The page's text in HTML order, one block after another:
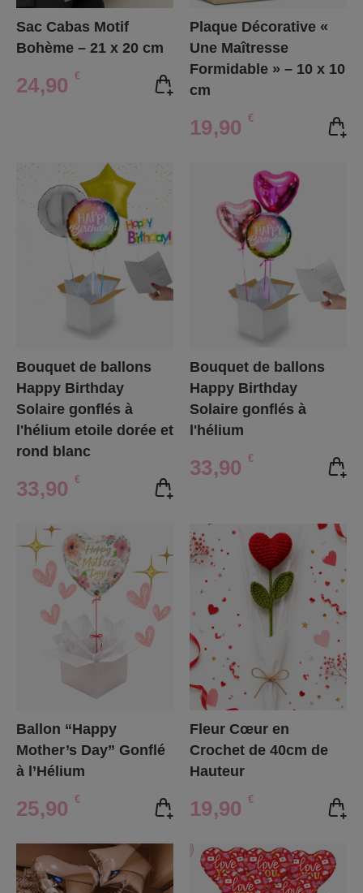
Sac Cabas Motif
Bohème – 21 x 20 cm
24,90 €
Plaque Décorative «
Une Maîtresse
Formidable » – 10 x 10
cm
19,90 €
Bouquet de ballons
Happy Birthday
Solaire gonflés à
l'hélium etoile dorée et
rond blanc
33,90 €
Bouquet de ballons
Happy Birthday
Solaire gonflés à
l'hélium
33,90 €
Ballon “Happy
Mother’s Day” Gonflé
à l’Hélium
25,90 €
Fleur Cœur en
Crochet de 40cm de
Hauteur
19,90 €